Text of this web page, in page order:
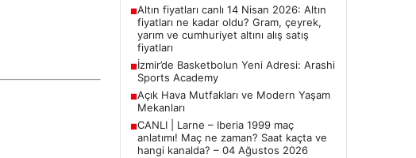
■Altın fiyatları canlı 14 Nisan 2026: Altın
fiyatları ne kadar oldu? Gram, çeyrek,
yarım ve cumhuriyet altını alış satış
fiyatları
■İzmir’de Basketbolun Yeni Adresi: Arashi
Sports Academy
■Açık Hava Mutfakları ve Modern Yaşam
Mekanları
■CANLI | Larne – Iberia 1999 maç
anlatımı! Maç ne zaman? Saat kaçta ve
hangi kanalda? – 04 Ağustos 2026